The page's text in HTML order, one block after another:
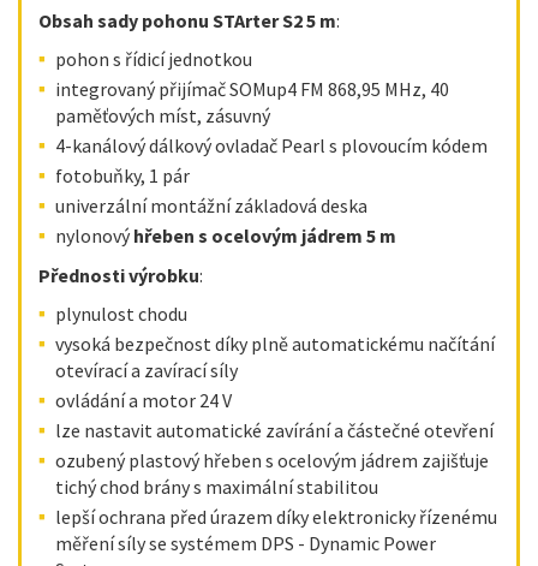
Obsah sady pohonu STArter S2 5 m:
pohon s řídicí jednotkou
integrovaný přijímač SOMup4 FM 868,95 MHz, 40
paměťových míst, zásuvný
4-kanálový dálkový ovladač Pearl s plovoucím kódem
fotobuňky, 1 pár
univerzální montážní základová deska
nylonový hřeben s ocelovým jádrem 5 m
Přednosti výrobku:
plynulost chodu
vysoká bezpečnost díky plně automatickému načítání
otevírací a zavírací síly
ovládání a motor 24 V
lze nastavit automatické zavírání a částečné otevření
ozubený plastový hřeben s ocelovým jádrem zajišťuje
tichý chod brány s maximální stabilitou
lepší ochrana před úrazem díky elektronicky řízenému
měření síly se systémem DPS - Dynamic Power